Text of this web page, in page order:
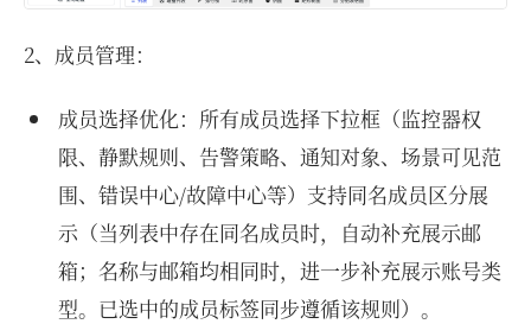
2、成员管理：
成员选择优化：所有成员选择下拉框（监控器权
限、静默规则、告警策略、通知对象、场景可见范
围、错误中心/故障中心等）支持同名成员区分展
示（当列表中存在同名成员时，自动补充展示邮
箱；名称与邮箱均相同时，进一步补充展示账号类
型。已选中的成员标签同步遵循该规则）。